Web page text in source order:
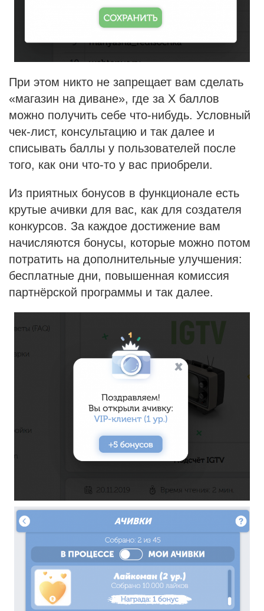
При этом никто не запрещает вам сделать
«магазин на диване», где за Х баллов
можно получить себе что-нибудь. Условный
чек-лист, консультацию и так далее и
списывать баллы у пользователей после
того, как они что-то у вас приобрели.
Из приятных бонусов в функционале есть
крутые ачивки для вас, как для создателя
конкурсов. За каждое достижение вам
начисляются бонусы, которые можно потом
потратить на дополнительные улучшения:
бесплатные дни, повышенная комиссия
партнёрской программы и так далее.